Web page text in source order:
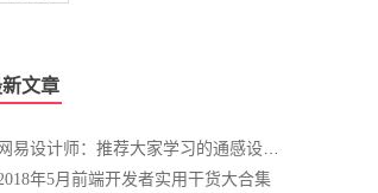
文章
年5月前端开发者实用干货大合集